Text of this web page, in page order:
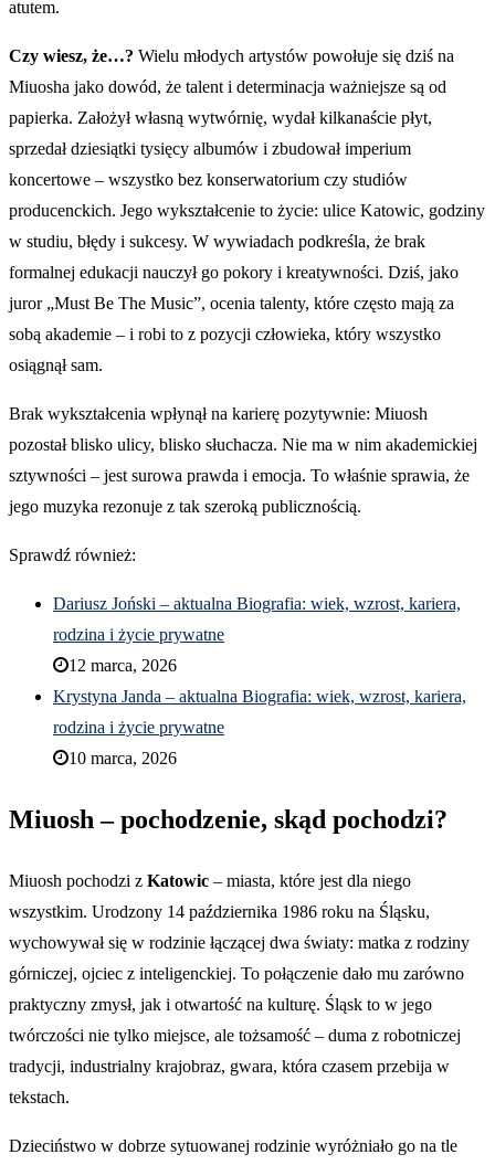
atutem.
Czy wiesz, że…? Wielu młodych artystów powołuje się dziś na
Miuosha jako dowód, że talent i determinacja ważniejsze są od
papierka. Założył własną wytwórnię, wydał kilkanaście płyt,
sprzedał dziesiątki tysięcy albumów i zbudował imperium
koncertowe – wszystko bez konserwatorium czy studiów
producenckich. Jego wykształcenie to życie: ulice Katowic, godziny
w studiu, błędy i sukcesy. W wywiadach podkreśla, że brak
formalnej edukacji nauczył go pokory i kreatywności. Dziś, jako
juror „Must Be The Music”, ocenia talenty, które często mają za
sobą akademie – i robi to z pozycji człowieka, który wszystko
osiągnął sam.
Brak wykształcenia wpłynął na karierę pozytywnie: Miuosh
pozostał blisko ulicy, blisko słuchacza. Nie ma w nim akademickiej
sztywności – jest surowa prawda i emocja. To właśnie sprawia, że
jego muzyka rezonuje z tak szeroką publicznością.
Sprawdź również:
Dariusz Joński – aktualna Biografia: wiek, wzrost, kariera,
rodzina i życie prywatne
12 marca, 2026
Krystyna Janda – aktualna Biografia: wiek, wzrost, kariera,
rodzina i życie prywatne
10 marca, 2026
Miuosh – pochodzenie, skąd pochodzi?
Miuosh pochodzi z Katowic – miasta, które jest dla niego
wszystkim. Urodzony 14 października 1986 roku na Śląsku,
wychowywał się w rodzinie łączącej dwa światy: matka z rodziny
górniczej, ojciec z inteligenckiej. To połączenie dało mu zarówno
praktyczny zmysł, jak i otwartość na kulturę. Śląsk to w jego
twórczości nie tylko miejsce, ale tożsamość – duma z robotniczej
tradycji, industrialny krajobraz, gwara, która czasem przebija w
tekstach.
Dzieciństwo w dobrze sytuowanej rodzinie wyróżniało go na tle